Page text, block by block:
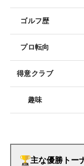
ゴルフ歴
プロ転向
得意クラブ
趣味
主な優勝トー